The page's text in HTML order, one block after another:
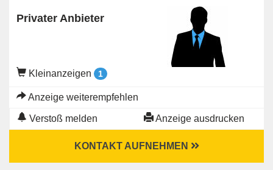
Privater Anbieter
Kleinanzeigen 1
Anzeige weiterempfehlen
Verstoß melden Anzeige ausdrucken
KONTAKT AUFNEHMEN